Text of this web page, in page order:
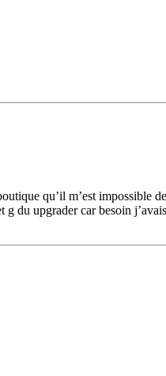
qu’il m’est impossible
du upgrader car besoin